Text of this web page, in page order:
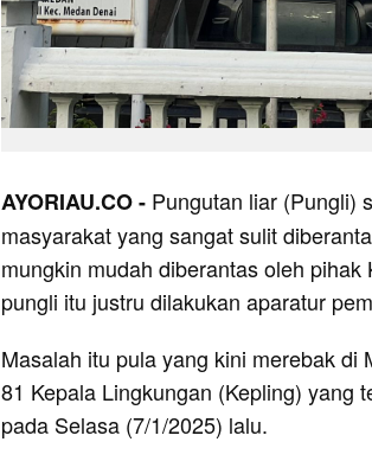
AYORIAU.CO - Pungutan liar (Pungli)
masyarakat yang sangat sulit
mungkin mudah diberantas oleh
pungli itu justru dilakukan aparatur
Masalah itu pula yang kini merebak di
81 Kepala Lingkungan (Kepling) yang
pada Selasa (7/1/2025) lalu.